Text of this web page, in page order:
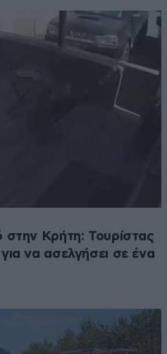
στην Κρήτη: Τουρίστας
να ασελγήσει σε ένα